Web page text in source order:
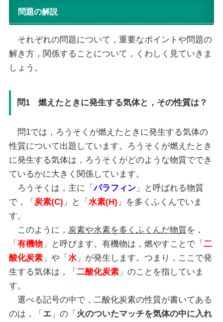
問題の解説
それぞれの問題について，重要なポイントや問題の
解き方，関係することについて，くわしく見ていきま
しょう。
問1 燃えたときに発生する気体と，その性質は？
問1では，ろうそくが燃えたときに発生する気体の
性質について出題しています。ろうそくが燃えたとき
に発生する気体は，ろうそくがどのような物質ででき
ているかに大きく関係しています。
ろうそくは，主に「パラフィン」と呼ばれる物質
で，「 炭素(C) 」と「 水素(H) 」を多くふくんでいま
す。
このように， 炭素や水素を多くふくんだ物質を，
「 有機物」と呼びます。有機物は，燃やすことで「 二
酸化炭素」や「 水」が発生します。つまり，ここで発
生する気体は，「 二酸化炭素」のことを指していま
す。
選べる記号の中で，二酸化炭素の性質が書いてある
のは，「 エ」の「 火のついたマッチを気体の中に入れ